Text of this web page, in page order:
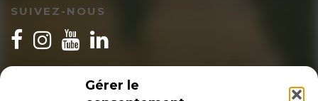
Gérer le
SUIVEZ-NOUS
INSCRIPTION NEWSLETTER